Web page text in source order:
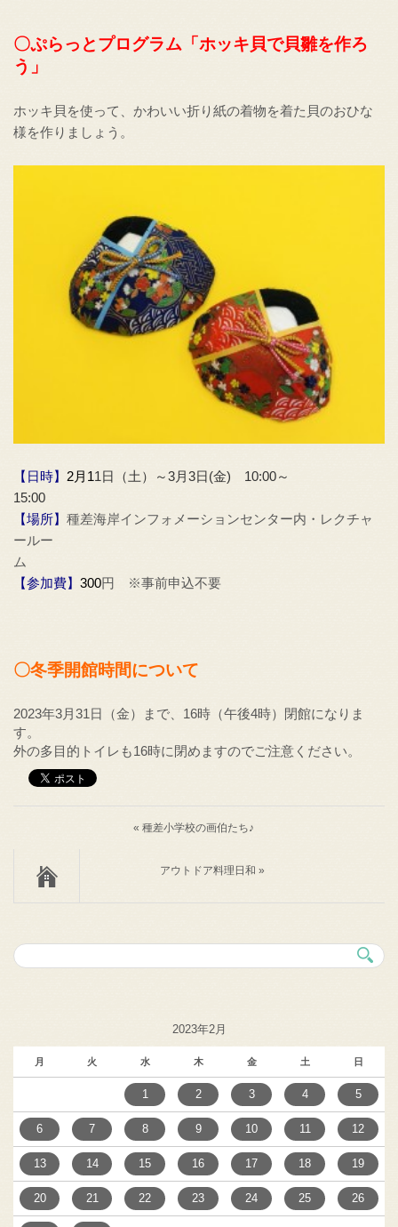
〇ぷらっとプログラム「ホッキ貝で貝雛を作ろ
う」
ホッキ貝を使って、かわいい折り紙の着物を着た貝のおひな
様を作りましょう。
【日時】 2月11日（土）～3月3日(金) 10:00～
15:00
【場所】 種差海岸インフォメーションセンター内・レクチャ
ールー
【参加費】 300円 ※事前申込不要
〇冬季開館時間について
2023年3月31日（金）まで、16時（午後4時）閉館になりま
す。
外の多目的トイレも16時に閉めますのでご注意ください。
« 種差小学校の画伯たち♪
アウトドア料理日和 »
2023年2月
月 火 水 木 金 土 日
1 2 3 4 5
6 7 8 9 10 11 12
13 14 15 16 17 18 19
20 21 22 23 24 25 26